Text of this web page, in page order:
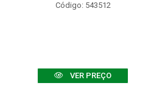
Código: 543512
VER PREÇO